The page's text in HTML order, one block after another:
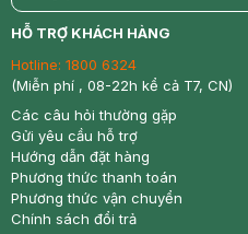
return nowfree
HỖ TRỢ KHÁCH HÀNG
Hotline: 1800 6324
(Miễn phí , 08-22h kể cả T7, CN)
Các câu hỏi thường gặp
Gửi yêu cầu hỗ trợ
Hướng dẫn đặt hàng
Phương thức thanh toán
Phương thức vận chuyển
Chính sách đổi trả